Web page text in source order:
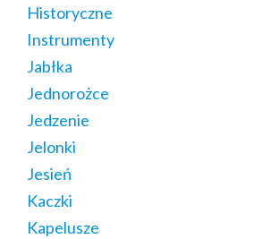
Historyczne
Instrumenty
Jabłka
Jednorożce
Jedzenie
Jelonki
Jesień
Kaczki
Kapelusze